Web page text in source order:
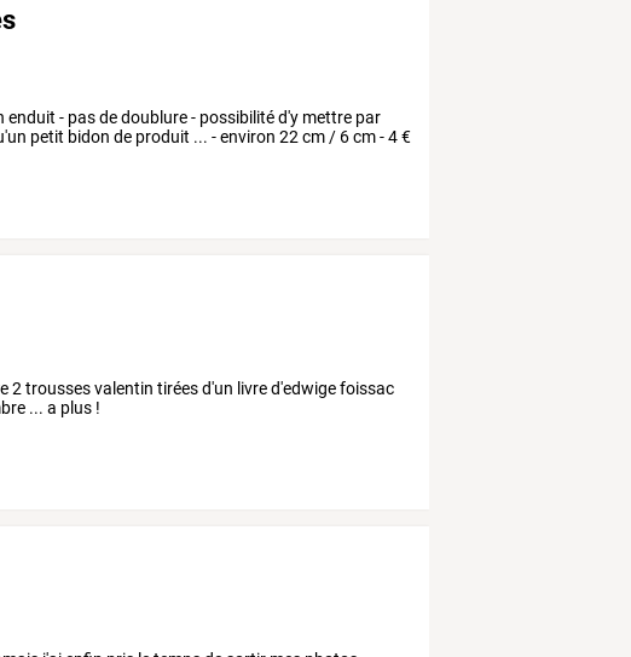
- pas de doublure - possibilité d'y mettre par
petit bidon de produit ... - environ 22 cm / 6 cm - 4 €
2 trousses valentin tirées d'un livre d'edwige foissac
... a plus !